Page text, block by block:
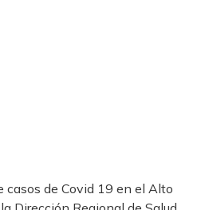
casos de Covid 19 en el Alto